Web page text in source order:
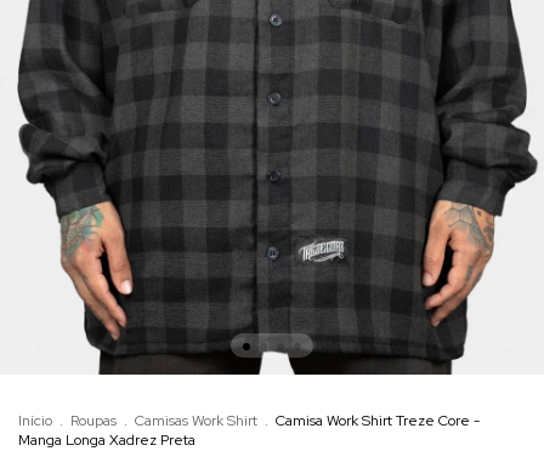
Início . Roupas . Camisas Work Shirt . Camisa Work Shirt Treze Core -
Manga Longa Xadrez Preta